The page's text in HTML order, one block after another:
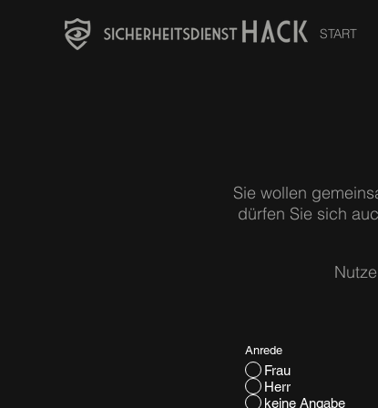
START
Sie wollen
dürfen Sie sich
Anrede
Frau
Herr
keine Angabe